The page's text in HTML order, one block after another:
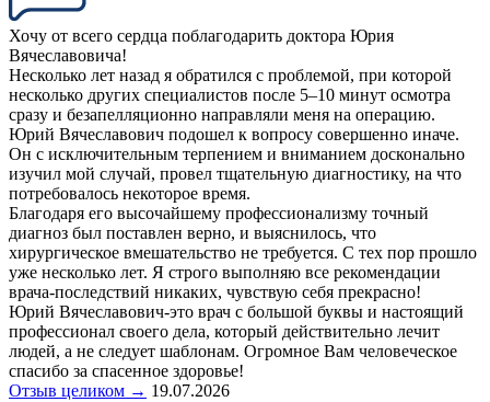
Хочу от всего сердца поблагодарить доктора Юрия
Вячеславовича!
Несколько лет назад я обратился с проблемой, при которой
несколько других специалистов после 5–10 минут осмотра
сразу и безапелляционно направляли меня на операцию.
Юрий Вячеславович подошел к вопросу совершенно иначе.
Он с исключительным терпением и вниманием досконально
изучил мой случай, провел тщательную диагностику, на что
потребовалось некоторое время.
Благодаря его высочайшему профессионализму точный
диагноз был поставлен верно, и выяснилось, что
хирургическое вмешательство не требуется. С тех пор прошло
уже несколько лет. Я строго выполняю все рекомендации
врача-последствий никаких, чувствую себя прекрасно!
Юрий Вячеславович-это врач с большой буквы и настоящий
профессионал своего дела, который действительно лечит
людей, а не следует шаблонам. Огромное Вам человеческое
спасибо за спасенное здоровье!
Отзыв целиком → 19.07.2026